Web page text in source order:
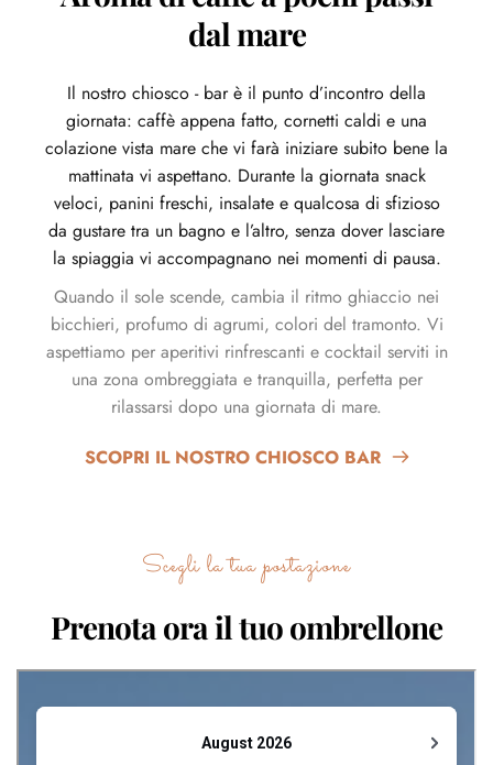
dal mare
Il nostro chiosco - bar è il punto d’incontro della
giornata: caffè appena fatto, cornetti caldi e una
colazione vista mare che vi farà iniziare subito bene la
mattinata vi aspettano. Durante la giornata snack
veloci, panini freschi, insalate e qualcosa di sfizioso
da gustare tra un bagno e l’altro, senza dover lasciare
la spiaggia vi accompagnano nei momenti di pausa.
Quando il sole scende, cambia il ritmo ghiaccio nei
bicchieri, profumo di agrumi, colori del tramonto. Vi
aspettiamo per aperitivi rinfrescanti e cocktail serviti in
una zona ombreggiata e tranquilla, perfetta per
rilassarsi dopo una giornata di mare.
SCOPRI IL NOSTRO CHIOSCO BAR
Scegli la tua postazione
Prenota ora il tuo ombrellone